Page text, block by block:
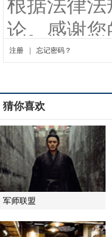
猜你喜欢
军师联盟